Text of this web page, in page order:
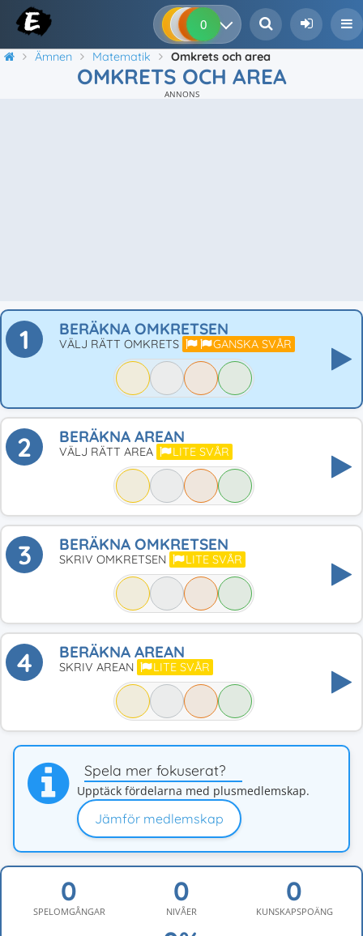
0 0 0
Ämnen Matematik Omkrets och area
OMKRETS OCH AREA
ANNONS
1 BERÄKNA OMKRETSEN
VÄLJ RÄTT OMKRETS GANSKA SVÅR
2 BERÄKNA AREAN
VÄLJ RÄTT AREA LITE SVÅR
3 BERÄKNA OMKRETSEN
SKRIV OMKRETSEN LITE SVÅR
4 BERÄKNA AREAN
SKRIV AREAN LITE SVÅR
Spela mer fokuserat?
Upptäck fördelarna med plusmedlemskap.
Jämför medlemskap
SPELOMGÅNGAR NIVÅER KUNSKAPSPOÄNG